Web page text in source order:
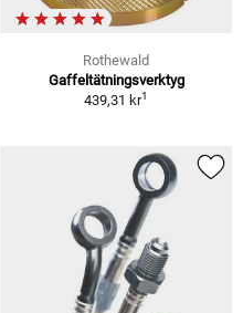
Rothewald
Gaffeltätningsverktyg
439,31 kr1